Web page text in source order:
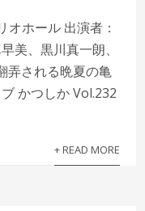
ホール 出演者：
美、黒川真一朗、
弄される晩夏の亀
かつしか Vol.232
+ READ MORE